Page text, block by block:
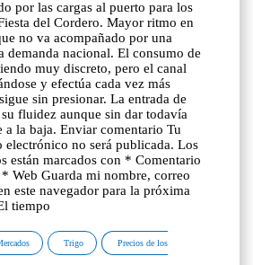
por las cargas al puerto para los
del Cordero. Mayor ritmo en
no va acompañado por una
demanda nacional. El consumo de
muy discreto, pero el canal
y efectúa cada vez más
sin presionar. La entrada de
fluidez aunque sin dar todavía
a la baja. Enviar comentario Tu
electrónico no será publicada. Los
están marcados con * Comentario
Web Guarda mi nombre, correo
este navegador para la próxima
tiempo
Trigo Precios de los